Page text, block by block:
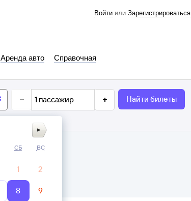
Войти или Зарегистрироваться
Аренда авто Справочная
1 пассажир Найти билеты
СБ ВС
1 2
8 9